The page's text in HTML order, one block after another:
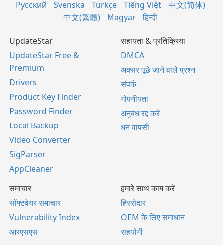
Русский Svenska Türkçe Tiếng Việt
中文(简体)
中文(繁體)
Magyar हिन्दी
UpdateStar
UpdateStar Free &
Premium
Drivers
Product Key Finder
Password Finder
Local Backup
Video Converter
SigParser
AppCleaner
सहायता & प्रतिक्रिया
DMCA
अक्सर पूछे जाने वाले प्रश्न
संपर्क
गोपनीयता
अनुबंध रद्द करें
धन वापसी
समाचार
सॉफ्टवेयर समाचार
Vulnerability Index
आरएसएस
हमारे साथ काम करें
हिस्सेदार
OEM के लिए समाधान
सहयोगी